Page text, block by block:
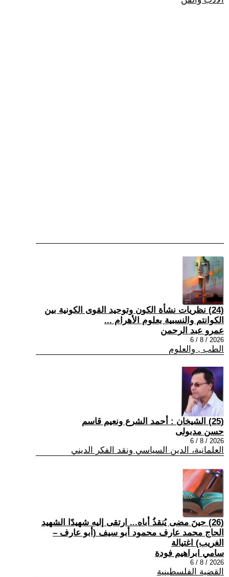
(24) نظريات نشأة الكون وتوحيد القوى الكونية بين
الكوانتم والنسبية بعلوم الأهرام ...
عمرو عبد الرحمن
2026 / 8 / 6
الطب , والعلوم
(25) الشيخان : أحمد الشرع ونعيم قاسم
حسن مدبولى
2026 / 8 / 6
العلمانية، الدين السياسي ونقد الفكر الديني
(26) حينَ مضى يُنقذُ أباه... ارتقى إليه شهيدًا الشهيد
الحاج محمد عارف محمود أبو سيف (أبو عارف –
الغريب) اغتيالة
سامي ابراهيم فودة
2026 / 8 / 6
القضية الفلسطينية